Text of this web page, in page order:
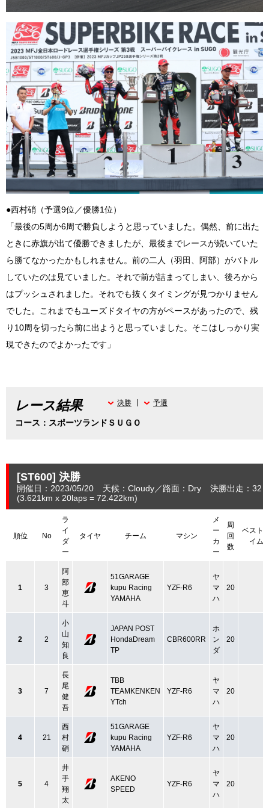
●西村硝（予選9位／優勝1位）
「最後の5周か6周で勝負しようと思っていました。偶然、前に出た
ときに赤旗が出て優勝できましたが、最後までレースが続いていた
ら勝てなかったかもしれません。前の二人（羽田、阿部）がバトル
していたのは見ていました。それで前が詰まってしまい、後ろから
はプッシュされました。それでも抜くタイミングが見つかりません
でした。これまでもユーズドタイヤの方がペースがあったので、残
り10周を切ったら前に出ようと思っていました。そこはしっかり実
現できたのでよかったです」
レース結果
コース：スポーツランドＳＵＧＯ
決勝 予選
[ST600] 決勝
開催日：2023/05/20 天候：Cloudy 路面：Dry
決勝出走：32
(3.621 km x 20laps = 72.422km)
順位 No
ラ
イ
ダ
ー
タイヤ チーム マシン
メ
ー
カ
ー
周
回
数
ベスト
イム
1 3
阿
部
恵
斗
51GARAGE
kupu Racing
YAMAHA
YZF-R6
ヤ
マ
ハ
20
2 2
小
山
知
良
JAPAN POST
HondaDream
TP
CBR600RR
ホ
ン
ダ
20
3 7
長
尾
健
吾
TBB
TEAMKENKEN
YTch
YZF-R6
ヤ
マ
ハ
20
4 21
西
村
硝
51GARAGE
kupu Racing
YAMAHA
YZF-R6
ヤ
マ
ハ
20
5 4
井
手
翔
太
AKENO
SPEED
YZF-R6
ヤ
マ
ハ
20